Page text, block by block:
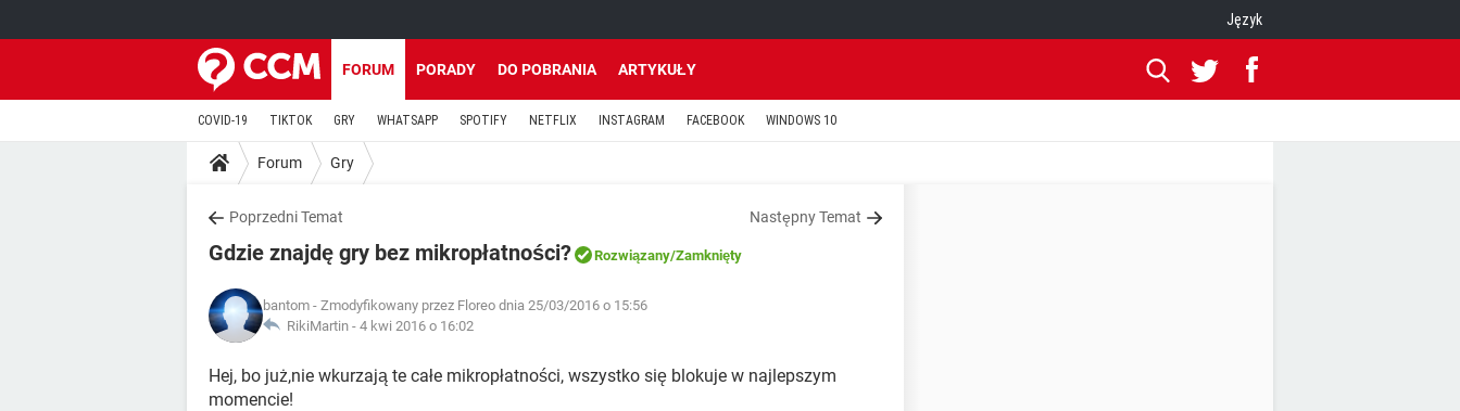
Język
FORUM PORADY DO POBRANIA ARTYKUŁY
COVID-19 TIKTOK GRY WHATSAPP SPOTIFY NETFLIX INSTAGRAM FACEBOOK WINDOWS 10
Forum Gry
Poprzedni Temat Następny Temat
Gdzie znajdę gry bez mikropłatności? Rozwiązany/Zamknięty
bantom - Zmodyfikowany przez Floreo dnia 25/03/2016 o 15:56
RikiMartin - 4 kwi 2016 o 16:02
Hej, bo już,nie wkurzają te całe mikropłatności, wszystko się blokuje w najlepszym
momencie!